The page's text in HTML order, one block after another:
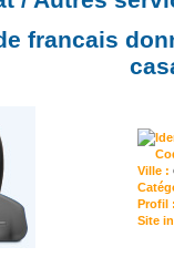
francais
Ville :
Profil
Site